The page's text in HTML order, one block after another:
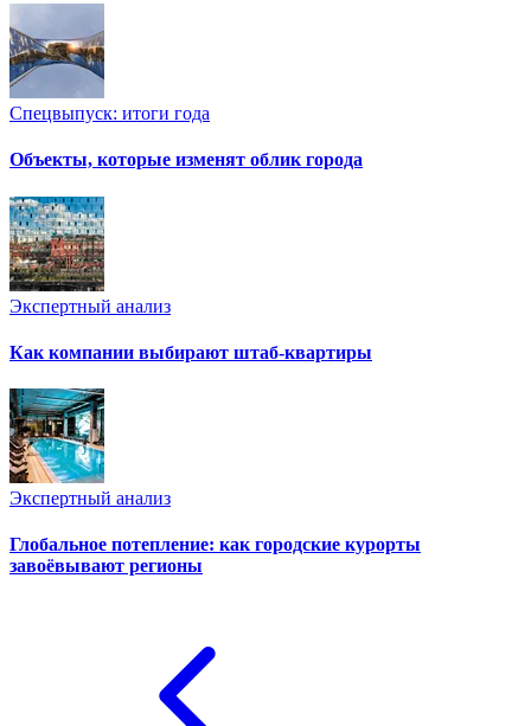
Спецвыпуск: итоги года
Объекты, которые изменят облик города
Экспертный анализ
Как компании выбирают штаб-квартиры
Экспертный анализ
Глобальное потепление: как городские курорты
завоёвывают регионы